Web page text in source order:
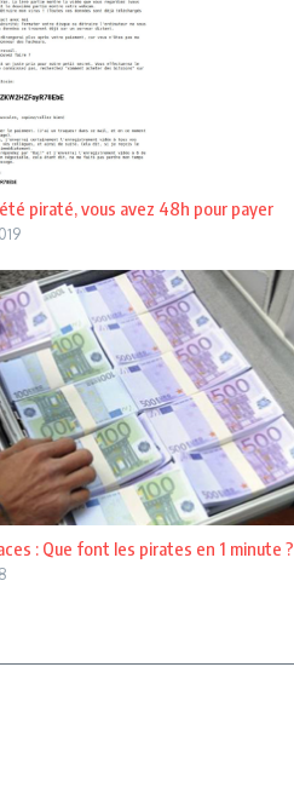
piraté, vous avez 48h pour payer
: Que font les pirates en 1 minute ?